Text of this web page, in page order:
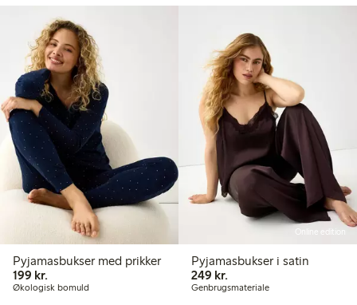
Pyjamasbukser med prikker
199 kr.
Økologisk bomuld
Online edition
Pyjamasbukser i satin
249 kr.
Genbrugsmateriale